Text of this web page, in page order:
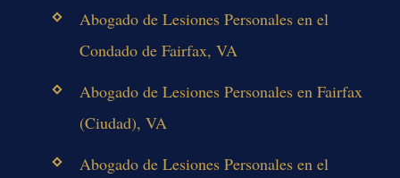
Abogado de Lesiones Personales en el
Condado de Fairfax, VA
Abogado de Lesiones Personales en Fairfax
(Ciudad), VA
Abogado de Lesiones Personales en el